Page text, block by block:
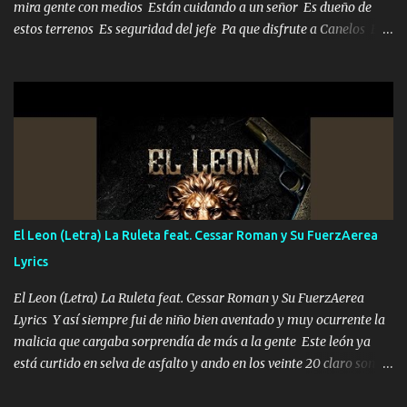
mira gente con medios Están cuidando a un señor Es dueño de
estos terrenos Es seguridad del jefe Pa que disfrute a Canelos Es
ni tampoco las mujeres porque es platica de grandes por eso hay
que estar alegres doy las instrucciones para atender los deberes
Música Si es que salta algún problema de confianza tengo gente
ahí está el Hombre Cuarenta y también Pariente 7 arreglan
cualquier problema no más es cuestión que ordené NOS HACE
FALTA UN HERMANO DE CLAVE ERA EL 24 SIEMPRE FUE UN
HOMBRE VALIENTE POR ALGO M'URIÓ PELEAND0 SIEMPRE
VIO POR LA FAMILIA PARA QUE SIGA EL LEGADO Es el DOS de
los HERMANOS un cerebro inteligente y com...
El Leon (Letra) La Ruleta feat. Cessar Roman y Su FuerzAerea
Lyrics
El Leon (Letra) La Ruleta feat. Cessar Roman y Su FuerzAerea
Lyrics Y así siempre fui de niño bien aventado y muy ocurrente la
malicia que cargaba sorprendía de más a la gente Este león ya
está curtido en selva de asfalto y ando en los veinte 20 claro son